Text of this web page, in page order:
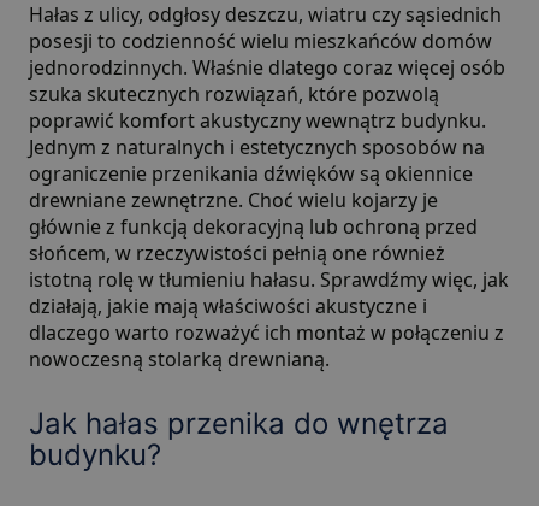
Hałas z ulicy, odgłosy deszczu, wiatru czy sąsiednich
posesji to codzienność wielu mieszkańców domów
jednorodzinnych. Właśnie dlatego coraz więcej osób
szuka skutecznych rozwiązań, które pozwolą
poprawić komfort akustyczny wewnątrz budynku.
Jednym z naturalnych i estetycznych sposobów na
ograniczenie przenikania dźwięków są okiennice
drewniane zewnętrzne. Choć wielu kojarzy je
głównie z funkcją dekoracyjną lub ochroną przed
słońcem, w rzeczywistości pełnią one również
istotną rolę w tłumieniu hałasu. Sprawdźmy więc, jak
działają, jakie mają właściwości akustyczne i
dlaczego warto rozważyć ich montaż w połączeniu z
nowoczesną stolarką drewnianą.
Jak hałas przenika do wnętrza
budynku?